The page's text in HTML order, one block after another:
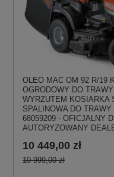
OLEO MAC OM 92 R/19
OGRODOWY DO
WYRZUTEM KOSIARKA
SPALINOWA DO
68059209 - OFICJALNY
AUTORYZOWANY
10 449,00 zł
10 999,00 zł